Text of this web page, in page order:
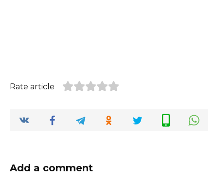
Rate article
Add a comment